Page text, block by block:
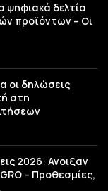
ψηφιακά δελτία
προϊόντων – Οι
οι δηλώσεις
στη
2026: Ανοιξαν
– Προθεσμίες,